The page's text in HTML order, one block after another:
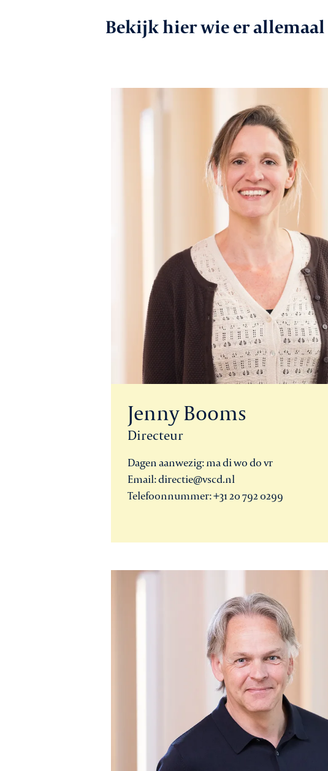
Werkgeverszaken
Promotie
Netwerk & service
Lid worden
Bekijk hier wie er allemaal
Jenny Booms
Directeur
Dagen aanwezig: ma di wo do vr
Email: directie@vscd.nl
Telefoonnummer: +31 20 792 0299